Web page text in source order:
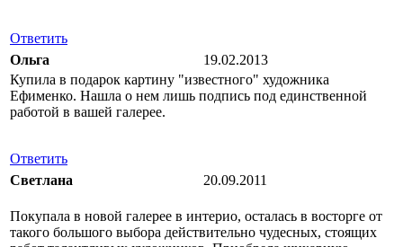
Ответить
Ольга
19.02.2013
Купила в подарок картину "известного" художника
Ефименко. Нашла о нем лишь подпись под единственной
работой в вашей галерее.
Ответить
Светлана
20.09.2011
Покупала в новой галерее в интерио, осталась в восторге от
такого большого выбора действительно чудесных, стоящих